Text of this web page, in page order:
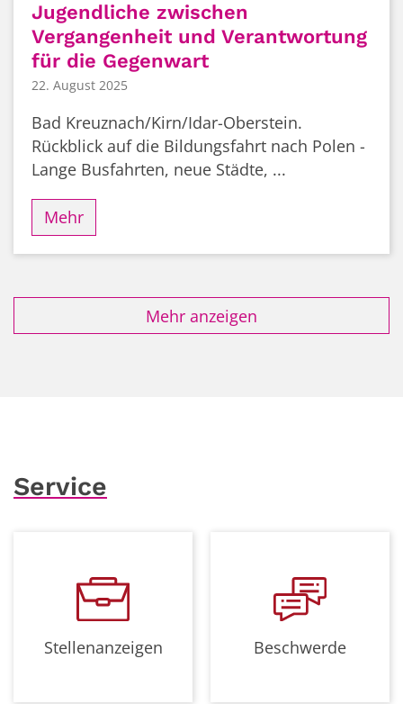
Jugendliche zwischen
Vergangenheit und Verantwortung
für die Gegenwart
22. August 2025
Bad Kreuznach/Kirn/Idar-Oberstein.
Rückblick auf die Bildungsfahrt nach Polen -
Lange Busfahrten, neue Städte, ...
Mehr
Mehr anzeigen
Service
Stellenanzeigen Beschwerde